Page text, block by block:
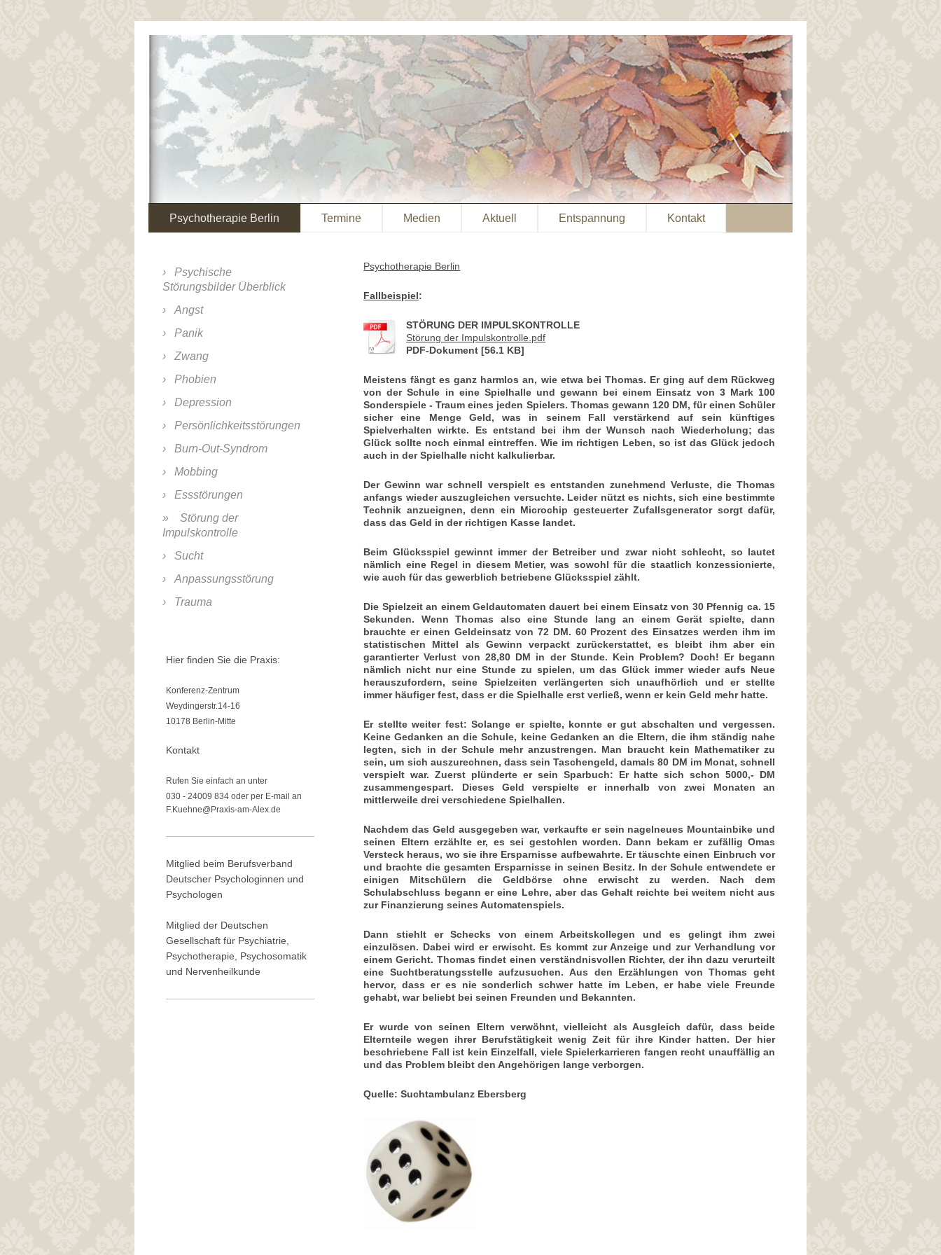
Psychotherapie Berlin Termine Medien Aktuell Entspannung Kontakt
Psychotherapie Berlin
Fallbeispiel:
STÖRUNG DER IMPULSKONTROLLE
Störung der Impulskontrolle.pdf
PDF-Dokument [56.1 KB]
Meistens fängt es ganz harmlos an, wie etwa bei Thomas. Er ging auf dem Rückweg
von der Schule in eine Spielhalle und gewann bei einem Einsatz von 3 Mark 100
Sonderspiele - Traum eines jeden Spielers. Thomas gewann 120 DM, für einen Schüler
sicher eine Menge Geld, was in seinem Fall verstärkend auf sein künftiges
Spielverhalten wirkte. Es entstand bei ihm der Wunsch nach Wiederholung; das
Glück sollte noch einmal eintreffen. Wie im richtigen Leben, so ist das Glück jedoch
auch in der Spielhalle nicht kalkulierbar.
Der Gewinn war schnell verspielt es entstanden zunehmend Verluste, die Thomas
anfangs wieder auszugleichen versuchte. Leider nützt es nichts, sich eine bestimmte
Technik anzueignen, denn ein Microchip gesteuerter Zufallsgenerator sorgt dafür,
dass das Geld in der richtigen Kasse landet.
Beim Glücksspiel gewinnt immer der Betreiber und zwar nicht schlecht, so lautet
nämlich eine Regel in diesem Metier, was sowohl für die staatlich konzessionierte,
wie auch für das gewerblich betriebene Glücksspiel zählt.
Die Spielzeit an einem Geldautomaten dauert bei einem Einsatz von 30 Pfennig ca. 15
Sekunden. Wenn Thomas also eine Stunde lang an einem Gerät spielte, dann
brauchte er einen Geldeinsatz von 72 DM. 60 Prozent des Einsatzes werden ihm im
statistischen Mittel als Gewinn verpackt zurückerstattet, es bleibt ihm aber ein
garantierter Verlust von 28,80 DM in der Stunde. Kein Problem? Doch! Er begann
nämlich nicht nur eine Stunde zu spielen, um das Glück immer wieder aufs Neue
herauszufordern, seine Spielzeiten verlängerten sich unaufhörlich und er stellte
immer häufiger fest, dass er die Spielhalle erst verließ, wenn er kein Geld mehr hatte.
Er stellte weiter fest: Solange er spielte, konnte er gut abschalten und vergessen.
Keine Gedanken an die Schule, keine Gedanken an die Eltern, die ihm ständig nahe
legten, sich in der Schule mehr anzustrengen. Man
braucht kein Mathematiker zu
sein, um sich auszurechnen, dass sein Taschengeld, damals 80 DM im Monat, schnell
verspielt war. Zuerst plünderte er sein Sparbuch: Er hatte sich schon 5000,- DM
zusammengespart. Dieses Geld verspielte er innerhalb von zwei Monaten an
mittlerweile drei verschiedene Spielhallen.
Nachdem das Geld ausgegeben war, verkaufte er sein nagelneues Mountainbike und
seinen Eltern erzählte er, es sei gestohlen worden. Dann bekam er zufällig Omas
Versteck heraus, wo sie ihre Ersparnisse aufbewahrte. Er täuschte einen Einbruch vor
und brachte die gesamten Ersparnisse in seinen Besitz. In der Schule entwendete er
einigen Mitschülern die Geldbörse ohne erwischt zu werden. Nach dem
Schulabschluss begann er eine Lehre, aber das Gehalt reichte bei weitem nicht aus
zur Finanzierung seines Automatenspiels.
Dann stiehlt er Schecks von einem Arbeitskollegen und es gelingt ihm zwei
einzulösen. Dabei wird er erwischt. Es kommt zur Anzeige und zur Verhandlung vor
einem Gericht. Thomas findet einen verständnisvollen Richter, der ihn dazu verurteilt
eine Suchtberatungsstelle aufzusuchen. Aus den Erzählungen von Thomas geht
hervor, dass er es nie sonderlich schwer hatte im Leben, er habe viele Freunde
gehabt, war beliebt bei seinen Freunden und Bekannten.
Er wurde von seinen Eltern verwöhnt, vielleicht als Ausgleich dafür, dass beide
Elternteile wegen ihrer Berufstätigkeit wenig Zeit für ihre Kinder hatten. Der hier
beschriebene Fall ist kein Einzelfall, viele Spielerkarrieren fangen recht unauffällig an
und das Problem bleibt den Angehörigen lange verborgen.
Quelle: Suchtambulanz Ebersberg
Psychische
Störungsbilder Überblick
Angst
Panik
Zwang
Phobien
Depression
Persönlichkeitsstörungen
Burn-Out-Syndrom
Mobbing
Essstörungen
Störung der
Impulskontrolle
Sucht
Anpassungsstörung
Trauma
Hier finden Sie die Praxis:
Konferenz-Zentrum
Weydingerstr.14-16
10178 Berlin-Mitte
Kontakt
Rufen Sie einfach an unter
030 - 24009 834 oder per E-mail an
F.Kuehne@Praxis-am-Alex.de
Mitglied beim Berufsverband
Deutscher Psychologinnen und
Psychologen
Mitglied der Deutschen
Gesellschaft für Psychiatrie,
Psychotherapie, Psychosomatik
und Nervenheilkunde